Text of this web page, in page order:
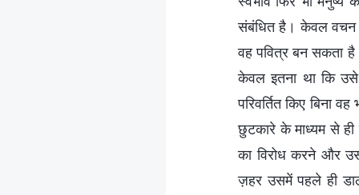
संबंधित है। केवल वचन के
वह पवित्र बन सकता
केवल इतना था कि उसे
परिवर्तित किए बिना
छुटकारे के माध्यम से ही
का विरोध करने और
ज़हर उसमें पहले ही